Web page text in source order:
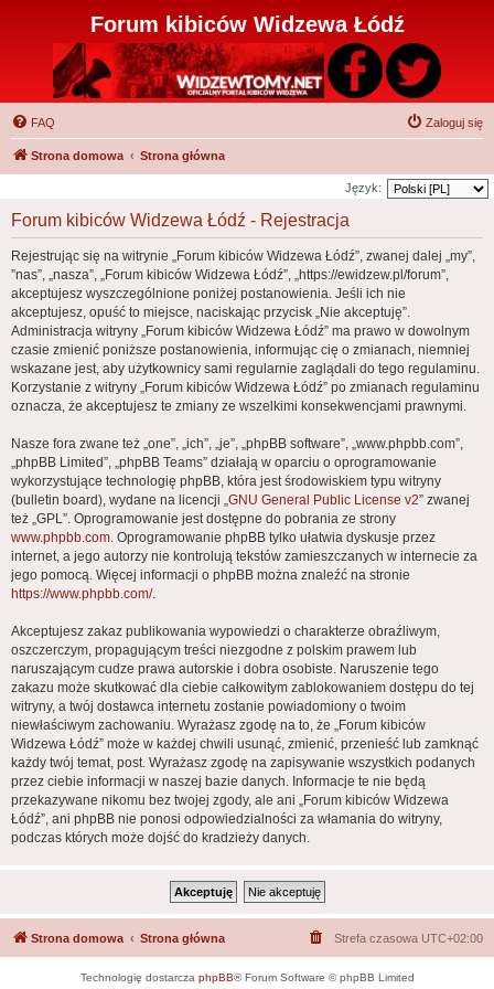
Forum kibiców Widzewa Łódź
FAQ Zaloguj się
Strona domowa Strona główna
Język:
Forum kibiców Widzewa Łódź - Rejestracja
Rejestrując się na witrynie „Forum kibiców Widzewa Łódź”, zwanej dalej „my”,
”nas”, „nasza”, „Forum kibiców Widzewa Łódź”, „https://ewidzew.pl/forum”,
akceptujesz wyszczególnione poniżej postanowienia. Jeśli ich nie
akceptujesz, opuść to miejsce, naciskając przycisk „Nie akceptuję”.
Administracja witryny „Forum kibiców Widzewa Łódź” ma prawo w dowolnym
czasie zmienić poniższe postanowienia, informując cię o zmianach, niemniej
wskazane jest, aby użytkownicy sami regularnie zaglądali do tego regulaminu.
Korzystanie z witryny „Forum kibiców Widzewa Łódź” po zmianach regulaminu
oznacza, że akceptujesz te zmiany ze wszelkimi konsekwencjami prawnymi.
Nasze fora zwane też „one”, „ich”, „je”, „phpBB software”, „www.phpbb.com”,
„phpBB Limited”, „phpBB Teams” działają w oparciu o oprogramowanie
wykorzystujące technologię phpBB, która jest środowiskiem typu witryny
(bulletin board), wydane na licencji „GNU General Public License v2” zwanej
też „GPL”. Oprogramowanie jest dostępne do pobrania ze strony
www.phpbb.com. Oprogramowanie phpBB tylko ułatwia dyskusje przez
internet, a jego autorzy nie kontrolują tekstów zamieszczanych w internecie za
jego pomocą. Więcej informacji o phpBB można znaleźć na stronie
https://www.phpbb.com/.
Akceptujesz zakaz publikowania wypowiedzi o charakterze obraźliwym,
oszczerczym, propagującym treści niezgodne z polskim prawem lub
naruszającym cudze prawa autorskie i dobra osobiste. Naruszenie tego
zakazu może skutkować dla ciebie całkowitym zablokowaniem dostępu do tej
witryny, a twój dostawca internetu zostanie powiadomiony o twoim
niewłaściwym zachowaniu. Wyrażasz zgodę na to, że „Forum kibiców
Widzewa Łódź” może w każdej chwili usunąć, zmienić, przenieść lub zamknąć
każdy twój temat, post. Wyrażasz zgodę na zapisywanie wszystkich podanych
przez ciebie informacji w naszej bazie danych. Informacje te nie będą
przekazywane nikomu bez twojej zgody, ale ani „Forum kibiców Widzewa
Łódź”, ani phpBB nie ponosi odpowiedzialności za włamania do witryny,
podczas których może dojść do kradzieży danych.
Strona domowa Strona główna Strefa czasowa UTC+02:00
Technologię dostarcza phpBB® Forum Software © phpBB Limited